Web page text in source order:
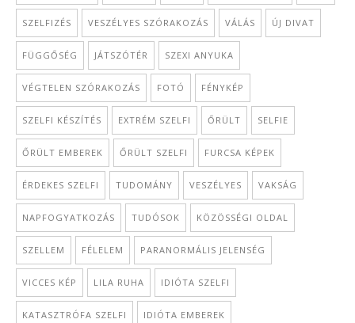
SZELFIZÉS VESZÉLYES SZÓRAKOZÁS VÁLÁS ÚJ DIVAT
FÜGGŐSÉG JÁTSZÓTÉR SZEXI ANYUKA
VÉGTELEN SZÓRAKOZÁS FOTÓ FÉNYKÉP
SZELFI KÉSZÍTÉS EXTRÉM SZELFI ŐRÜLT SELFIE
ŐRÜLT EMBEREK ŐRÜLT SZELFI FURCSA KÉPEK
ÉRDEKES SZELFI TUDOMÁNY VESZÉLYES VAKSÁG
NAPFOGYATKOZÁS TUDÓSOK KÖZÖSSÉGI OLDAL
SZELLEM FÉLELEM PARANORMÁLIS JELENSÉG
VICCES KÉP LILA RUHA IDIÓTA SZELFI
KATASZTRÓFA SZELFI IDIÓTA EMBEREK